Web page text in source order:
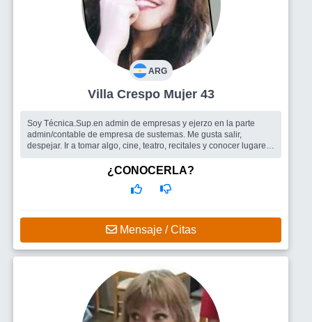
ARG
Villa Crespo Mujer 43
Soy Técnica.Sup.en admin de empresas y ejerzo en la parte
admin/contable de empresa de sustemas. Me gusta salir,
despejar. Ir a tomar algo, cine, teatro, recitales y conocer lugares
Amigos, grupos copados Un hombre. Ver qué se da
¿CONOCERLA?
Mensaje / Citas